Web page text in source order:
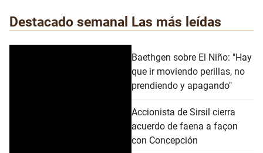
Destacado semanal Las más leídas
Baethgen sobre El Niño: "Hay
que ir moviendo perillas, no
prendiendo y apagando"
Accionista de Sirsil cierra
acuerdo de faena a façon
con Concepción